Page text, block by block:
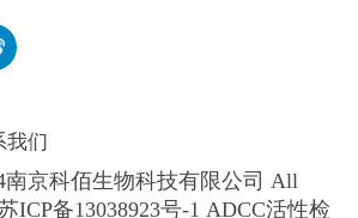
我们
南京科佰生物科技有限公司 All
ICP备13038923号-1 ADCC活性检